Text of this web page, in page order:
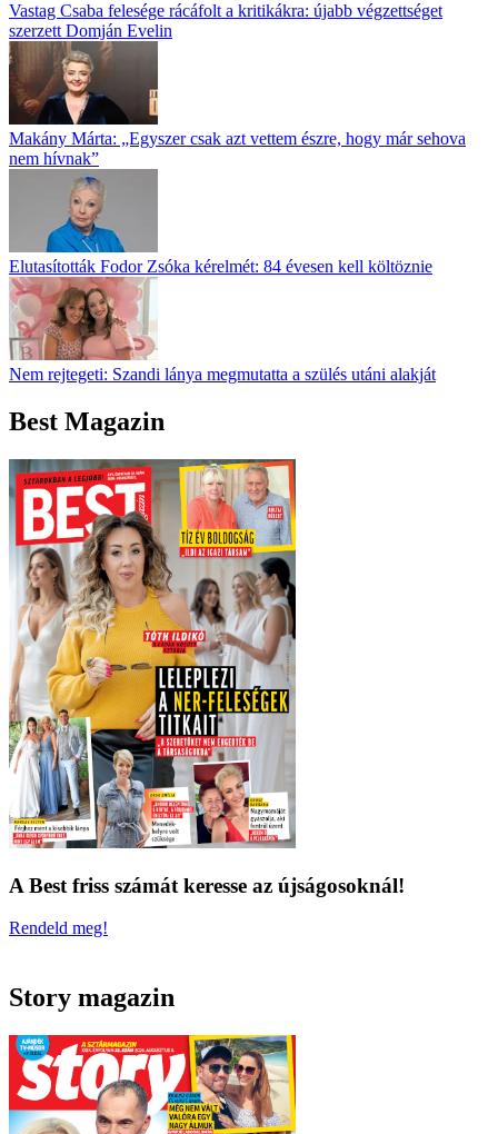
Vastag Csaba felesége rácáfolt a kritikákra: újabb végzettséget
szerzett Domján Evelin
Makány Márta: „Egyszer csak azt vettem észre, hogy már sehova
nem hívnak”
Elutasították Fodor Zsóka kérelmét: 84 évesen kell költöznie
Nem rejtegeti: Szandi lánya megmutatta a szülés utáni alakját
Best Magazin
A Best friss számát keresse az újságosoknál!
Rendeld meg!
Story magazin